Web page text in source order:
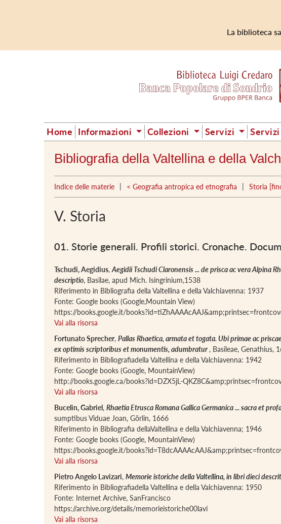
La biblioteca
Home Informazioni Collezioni Servizi
Bibliografia della Valtellina e della
Indice delle materie | < Geografia antropica ed etnografia | Storia
V. Storia
01. Storie generali. Profili storici. Cronache.
Tschudi, Aegidius, Aegidii Tschudi Claronensis ... de prisca ac vera Alpina
descriptio, Basilae, apud Mich. Isingrinium,1538
Riferimento in Bibliografia della Valtellina e della Valchiavenna: 1937
Fonte: Google books (Google,Mountain View)
https://books.google.it/
Vai alla risorsa
Fortunato Sprecher, Pallas Rhaetica, armata et togata. Ubi primae ac
ex optimis scriptoribus et monumentis, adumbratur , Basileae, Genathius,
Riferimento in Bibliografiadella Valtellina e della Valchiavenna: 1942
Fonte: Google books (Google, MountainView)
http://books.google.ca/books?id=DZX5jL-
Vai alla risorsa
Bucelin, Gabriel, Rhaetia Etrusca Romana Gallica Germanica ... sacra et
sumptibus Viduae Joan, Görlin, 1666
Riferimento in Bibliografia dellaValtellina e della Valchiavenna; 1946
Fonte: Google books (Google, MountainView)
https://books.google.it/
Vai alla risorsa
Pietro Angelo Lavizari, Memorie istoriche della Valtellina, in libri dieci
Riferimento in Bibliografiadella Valtellina e della Valchiavenna: 1950
Fonte: Internet Archive, SanFrancisco
https://archive.org/details/memorieistoriche00lavi
Vai alla risorsa